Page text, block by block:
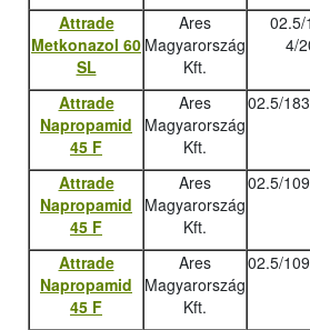
Attrade
Metkonazol 60
SL
Ares
Magyarország
Kft.
02.5/
4/
Attrade
Napropamid
45 F
Ares
Magyarország
Kft.
02.5/
Attrade
Napropamid
45 F
Ares
Magyarország
Kft.
02.5/
Attrade
Napropamid
45 F
Ares
Magyarország
Kft.
02.5/